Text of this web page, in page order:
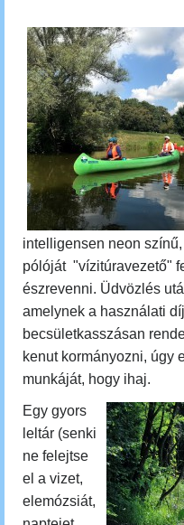
intelligensen neon
pólóját "vízitúravezető"
észrevenni. Üdvözlés
amelynek a használati
becsületkasszásan
kenut kormányozni, úgy
munkáját, hogy ihaj.
Egy gyors
leltár (senki
ne felejtse
el a vizet,
elemózsiát,